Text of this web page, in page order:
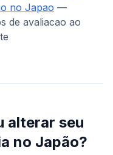
no Japao —
de avaliacao ao
alterar seu
no Japão?